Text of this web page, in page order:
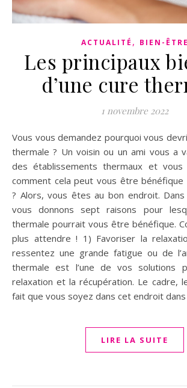
ACTUALITÉ , BIEN-ÊTRE
Les principaux
d’une cure
1 novembre 2022
Vous vous demandez pourquoi vous devriez faire une cure
thermale ? Un voisin ou un ami vous a
des établissements thermaux et vous
comment cela peut vous être bénéfique
? Alors, vous êtes au bon endroit.
vous donnons sept raisons pour
thermale pourrait vous être bénéfique.
plus attendre ! 1) Favoriser la
ressentez une grande fatigue ou de
thermale est l’une de vos solutions
relaxation et la récupération. Le cadre,
fait que vous soyez dans cet endroit
LIRE LA SUITE